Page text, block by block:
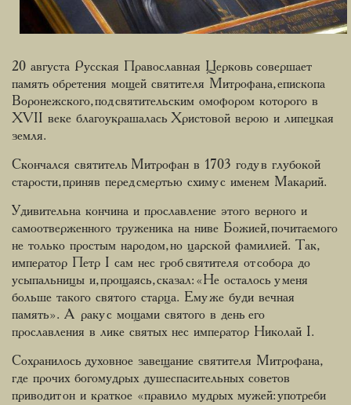
20 августа Русская Православная Церковь совершает
память обретения мощей святителя Митрофана, епископа
Воронежского, под святительским омофором которого в
XVII веке благоукрашалась Христовой верою и липецкая
земля.
Скончался святитель Митрофан в 1703 году в глубокой
старости, приняв перед смертью схиму с именем Макарий.
Удивительна кончина и прославление этого верного и
самоотверженного труженика на ниве Божией, почитаемого
не только простым народом, но царской фамилией. Так,
император Петр I сам нес гроб святителя от собора до
усыпальницы и, прощаясь, сказал: «Не осталось у меня
больше такого святого старца. Ему же буди вечная
память». А раку с мощами святого в день его
прославления в лике святых нес император Николай I.
Сохранилось духовное завещание святителя Митрофана,
где прочих богомудрых душеспасительных советов
приводит он и краткое «правило мудрых мужей: употреби